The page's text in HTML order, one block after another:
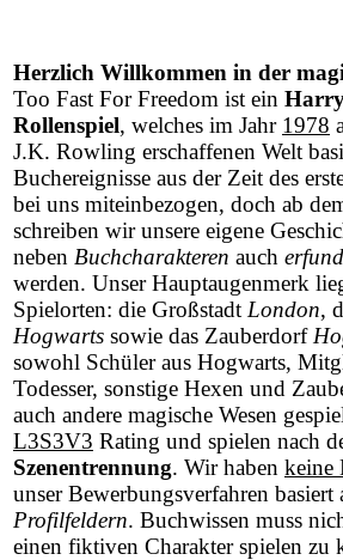
Herzlich Willkommen in der
Too Fast For Freedom ist ein
Rollenspiel, welches im Jahr 1978
J.K. Rowling erschaffenen Welt
Buchereignisse aus der Zeit des
bei uns miteinbezogen, doch ab
schreiben wir unsere eigene
neben Buchcharakteren auch
werden. Unser Hauptaugenmerk
Spielorten: die Großstadt London,
Hogwarts sowie das Zauberdorf
sowohl Schüler aus Hogwarts,
Todesser, sonstige Hexen und
auch andere magische Wesen
L3S3V3 Rating und spielen nach
Szenentrennung. Wir haben keine
unser Bewerbungsverfahren basiert
Profilfeldern. Buchwissen muss
einen fiktiven Charakter spielen zu